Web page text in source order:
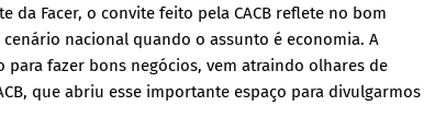
da Facer, o convite feito pela CACB reflete no bom
nacional quando o assunto é economia. A
fazer bons negócios, vem atraindo olhares de
que abriu esse importante espaço para divulgarmos